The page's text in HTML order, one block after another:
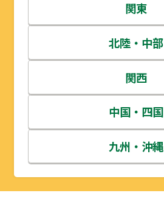
北海道
青森県
岩手県
宮城県
秋田県
山形県
関東
茨城県
栃木県
群馬県
埼玉県
千葉県
北陸・中部
新潟県
富山県
石川県
福井県
関西
三重県
滋賀県
京都府
中国・四国
鳥取県
島根県
九州・沖縄
福岡県